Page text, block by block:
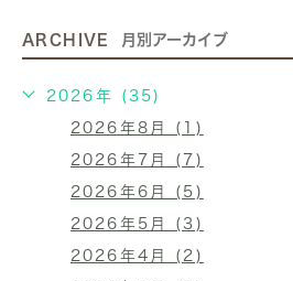
ARCHIVE 月別アーカイブ
2026年 (35)
2026年8月 (1)
2026年7月 (7)
2026年6月 (5)
2026年5月 (3)
2026年4月 (2)